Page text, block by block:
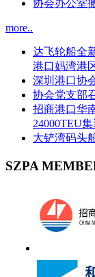
协会办公室
more..
达飞轮船全
港口妈湾港
深圳港口协
协会党支部
招商港口华
24000TEU
大铲湾码头
SZPA